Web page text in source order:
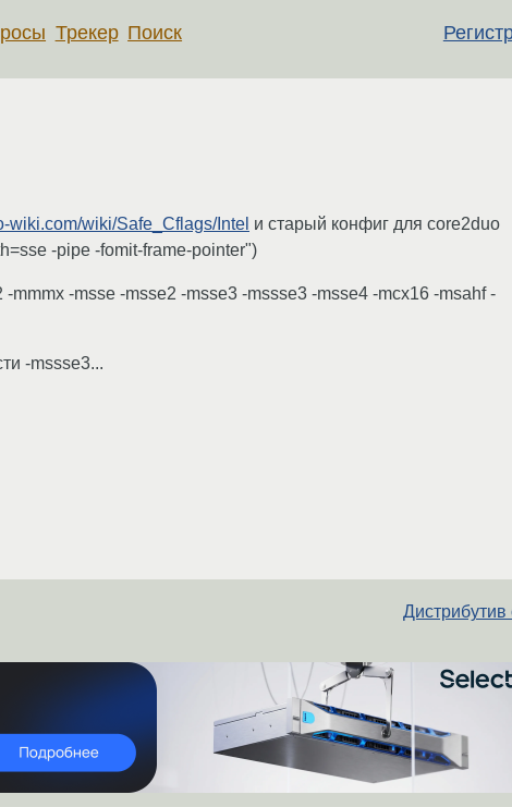
Трекер Поиск
wiki.com/wiki/Safe_Cflags/Intel и старый конфиг для core2duo
-pipe -fomit-frame-pointer")
mmmx -msse -msse2 -msse3 -mssse3 -msse4 -mcx16 -msahf -
-mssse3...